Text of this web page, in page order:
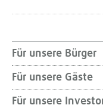
Für unsere Bürger
Für unsere Gäste
Für unsere